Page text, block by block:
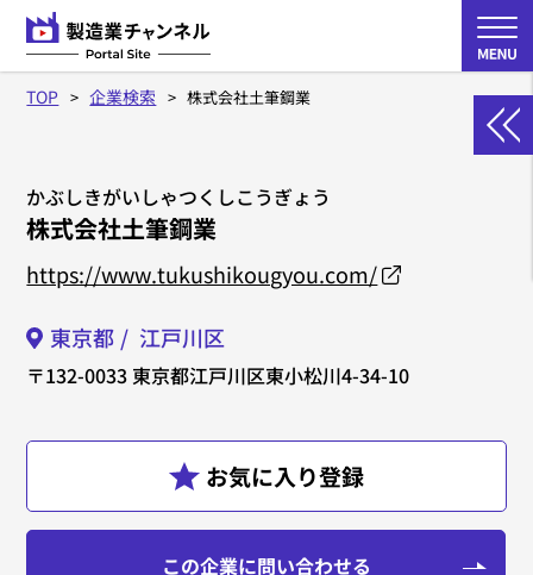
TOP 企業検索 株式会社土筆鋼業
かぶしきがいしゃつくしこうぎょう
株式会社土筆鋼業
https://www.tukushikougyou.com/
東京都 江戸川区
〒132-0033 東京都江戸川区東小松川4-34-10
この企業に問い合わせる